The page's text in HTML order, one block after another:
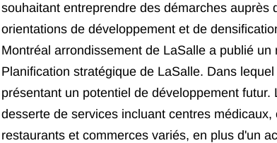
souhaitant entreprendre des démarches auprès
orientations de développement et de
Montréal arrondissement de LaSalle a publié
Planification stratégique de LaSalle. Dans
présentant un potentiel de développement
desserte de services incluant centres
restaurants et commerces variés, en plus d'un